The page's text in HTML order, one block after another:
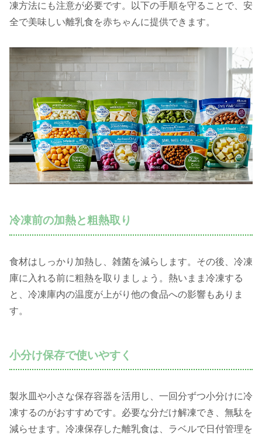
凍方法にも注意が必要です。以下の手順を守ることで、安
全で美味しい離乳食を赤ちゃんに提供できます。
冷凍前の加熱と粗熱取り
食材はしっかり加熱し、雑菌を減らします。その後、冷凍
庫に入れる前に粗熱を取りましょう。熱いまま冷凍する
と、冷凍庫内の温度が上がり他の食品への影響もありま
す。
小分け保存で使いやすく
製氷皿や小さな保存容器を活用し、一回分ずつ小分けに冷
凍するのがおすすめです。必要な分だけ解凍でき、無駄を
減らせます。冷凍保存した離乳食は、ラベルで日付管理を